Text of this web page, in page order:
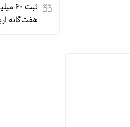
ثبت
هفت‌گانه